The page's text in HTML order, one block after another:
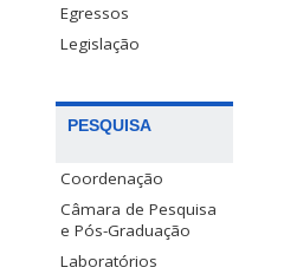
Egressos
Legislação
PESQUISA
Coordenação
Câmara de Pesquisa
e Pós-Graduação
Laboratórios